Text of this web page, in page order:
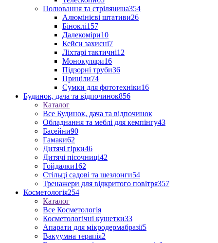
Полювання та стрілянина354
Алюмінієві штативи26
Біноклі157
Далекоміри10
Кейси захисні7
Ліхтарі тактичні12
Монокуляри16
Підзорні труби36
Приціли74
Сумки для фототехніки16
Будинок, дача та відпочинок856
Каталог
Все Будинок, дача та відпочинок
Обладнання та меблі для кемпінгу43
Басейни90
Гамаки62
Дитячі гірки46
Дитячі пісочниці42
Гойдалки162
Стільці садові та шезлонги54
Тренажери для відкритого повітря357
Косметологія254
Каталог
Все Косметологія
Косметологічні кушетки33
Апарати для мікродермабразії5
Вакуумна терапія2